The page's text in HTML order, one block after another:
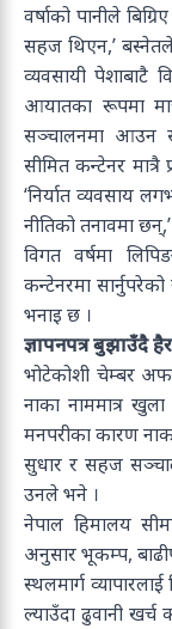
वर्षाको पानीले
सहज थिएन,’ बस्नेतले
व्यवसायी पेशाबाटै
आयातका रूपमा
सञ्चालनमा आउन
सीमित कन्टेनर मात्रै
‘निर्यात व्यवसाय
नीतिको तनावमा
विगत वर्षमा
कन्टेनरमा
भनाइ छ ।
ज्ञापनपत्र बुझाउँदै
भोटेकोशी चेम्बर अफ
नाका नाममात्र
मनपरीका कारण
सुधार र सहज
उनले भने ।
नेपाल हिमालय
अनुसार भूकम्प,
स्थलमार्ग
ल्याउँदा ढुवानी